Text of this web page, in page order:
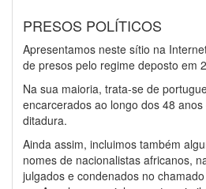
PRESOS POLÍTICOS
Apresentamos neste sítio na
de presos pelo regime deposto em
Na sua maioria, trata-se de
encarcerados ao longo dos 48
ditadura.
Ainda assim, incluimos também
nomes de nacionalistas africanos,
julgados e condenados no